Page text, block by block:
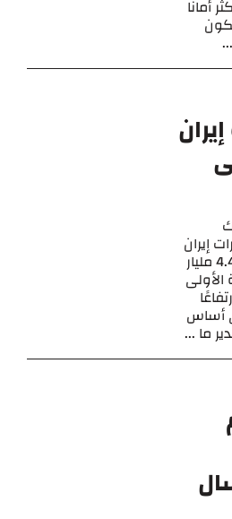
أمانا
إيران
غير النفطية إلى الصين 4.47 مليار
ارتفاعًا
على أساس
ما ...